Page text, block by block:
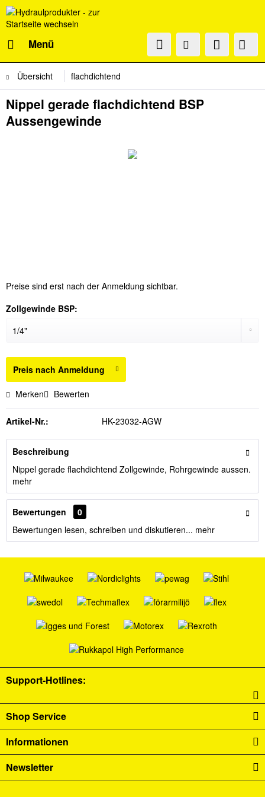
Menü
Übersicht flachdichtend
Nippel gerade flachdichtend BSP
Aussengewinde
Preise sind erst nach der Anmeldung sichtbar.
Zollgewinde BSP:
Preis nach Anmeldung
Merken Bewerten
Artikel-Nr.: HK-23032-AGW
Beschreibung
Nippel gerade flachdichtend Zollgewinde, Rohrgewinde aussen.
mehr
Bewertungen
0
Bewertungen lesen, schreiben und diskutieren... mehr
Support-Hotlines:
Shop Service
Informationen
Newsletter